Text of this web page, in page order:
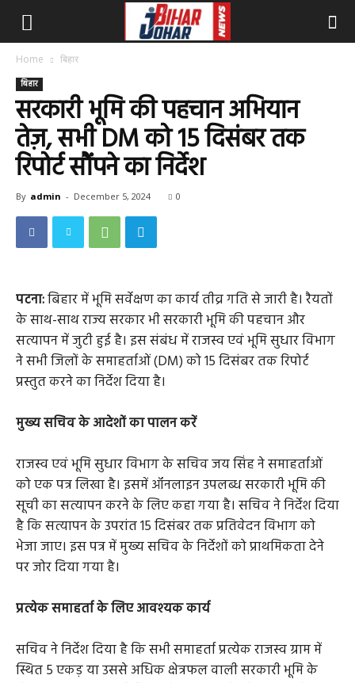
Home बिहार
बिहार
सरकारी भूमि की पहचान अभियान
तेज़, सभी DM को 15 दिसंबर तक
रिपोर्ट सौंपने का निर्देश
By admin - December 5, 2024 0
पटना:बिहार में भूमि सर्वेक्षण का कार्य तीव्र गति से जारी है। रैयतों
के साथ-साथ राज्य सरकार भी सरकारी भूमि की पहचान और
सत्यापन में जुटी हुई है। इस संबंध में राजस्व एवं भूमि सुधार विभाग
ने सभी जिलों के समाहर्ताओं (DM) को 15 दिसंबर तक रिपोर्ट
प्रस्तुत करने का निर्देश दिया है।
मुख्य सचिव के आदेशों का पालन करें
राजस्व एवं भूमि सुधार विभाग के सचिव जय सिंह ने समाहर्ताओं
को एक पत्र लिखा है। इसमें ऑनलाइन उपलब्ध सरकारी भूमि की
सूची का सत्यापन करने के लिए कहा गया है। सचिव ने निर्देश दिया
है कि सत्यापन के उपरांत 15 दिसंबर तक प्रतिवेदन विभाग को
भेजा जाए। इस पत्र में मुख्य सचिव के निर्देशों को प्राथमिकता देने
पर जोर दिया गया है।
प्रत्येक समाहर्ता के लिए आवश्यक कार्य
सचिव ने निर्देश दिया है कि सभी समाहर्ता प्रत्येक राजस्व ग्राम में
स्थित 5 एकड़ या उससे अधिक क्षेत्रफल वाली सरकारी भूमि के